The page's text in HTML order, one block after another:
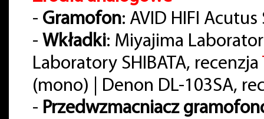
- Gramofon: AVID HIFI
- Wkładki: Miyajima
Laboratory SHIBATA, recenzja
(mono) | Denon DL-103SA,
- Przedwzmacniacz